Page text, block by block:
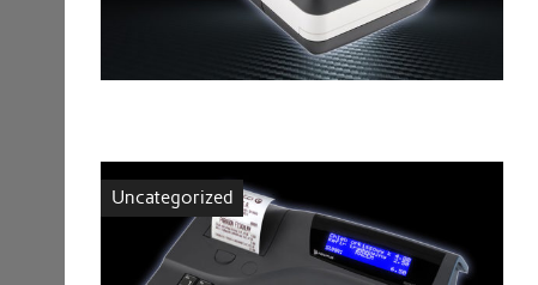
Uncategorized